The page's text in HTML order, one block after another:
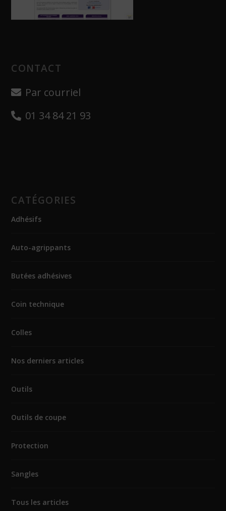
CONTACT
Par courriel
01 34 84 21 93
CATÉGORIES
Adhésifs
Auto-agrippants
Butées adhésives
Coin technique
Colles
Nos derniers articles
Outils
Outils de coupe
Protection
Sangles
Tous les articles